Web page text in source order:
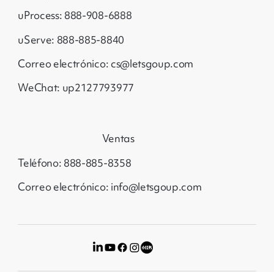
uProcess: 888-908-6888
uServe: 888-885-8840
Correo electrónico: cs@letsgoup.com
WeChat: up2127793977
Ventas
Teléfono: 888-885-8358
Correo electrónico: info@letsgoup.com